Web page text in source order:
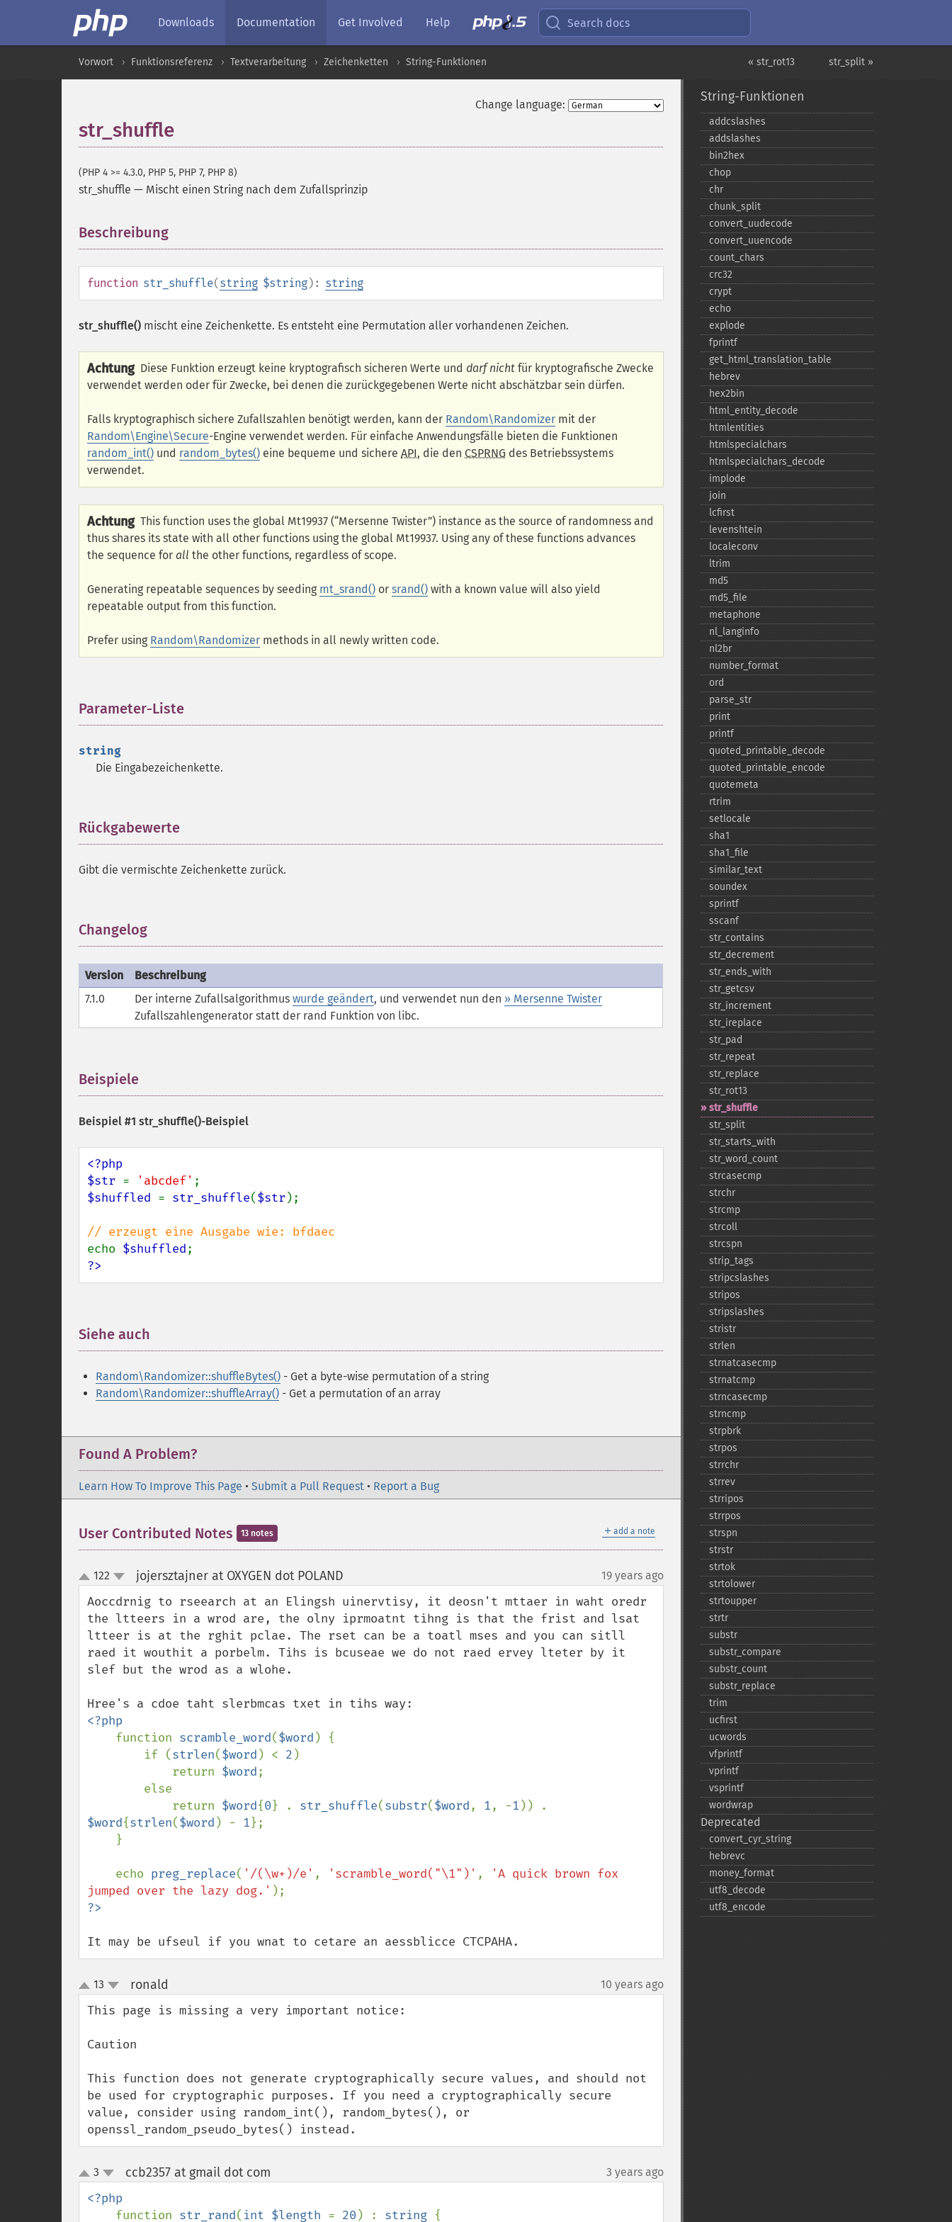
Downloads Documentation Get Involved Help Search docs
str_split »
« str_rot13
Vorwort Funktionsreferenz Textverarbeitung Zeichenketten String-Funktionen
Change language:
str_shuffle
(PHP 4 >= 4.3.0, PHP 5, PHP 7, PHP 8)
str_shuffle — Mischt einen String nach dem Zufallsprinzip
Beschreibung
function str_shuffle(string $string): string
str_shuffle() mischt eine Zeichenkette. Es entsteht eine Permutation aller vorhandenen Zeichen.
Achtung Diese Funktion erzeugt keine kryptografisch sicheren Werte und darf nicht für kryptografische Zwecke
verwendet werden oder für Zwecke, bei denen die zurückgegebenen Werte nicht abschätzbar sein dürfen.
Falls kryptographisch sichere Zufallszahlen benötigt werden, kann der Random\Randomizer mit der
Random\Engine\Secure-Engine verwendet werden. Für einfache Anwendungsfälle bieten die Funktionen
random_int() und random_bytes() eine bequeme und sichere API, die den CSPRNG des Betriebssystems
verwendet.
Achtung This function uses the global Mt19937 (“Mersenne Twister”) instance as the source of randomness and
thus shares its state with all other functions using the global Mt19937. Using any of these functions advances
the sequence for all the other functions, regardless of scope.
Generating repeatable sequences by seeding mt_srand() or srand() with a known value will also yield
repeatable output from this function.
Prefer using Random\Randomizer methods in all newly written code.
Parameter-Liste
string
Die Eingabezeichenkette.
Rückgabewerte
Gibt die vermischte Zeichenkette zurück.
Changelog
Version
Beschreibung
7.1.0
Der interne Zufallsalgorithmus wurde geändert, und verwendet nun den » Mersenne Twister
Zufallszahlengenerator statt der rand Funktion von libc.
Beispiele
Beispiel #1 str_shuffle()-Beispiel
<?php
$str = 'abcdef'
$shuffled = str_shuffle($str );
echo $shuffled
?>
Siehe auch
Random\Randomizer::shuffleBytes() - Get a byte-wise permutation of a string
Random\Randomizer::shuffleArray() - Get a permutation of an array
Found A Problem?
Learn How To Improve This Page • Submit a Pull Request • Report a Bug
＋ add a note
User Contributed Notes 13 notes
up
down
122 jojersztajner at OXYGEN dot POLAND 19 years ago
Aoccdrnig to rseearch at an Elingsh uinervtisy, it deosn't mttaer in waht oredr
the ltteers in a wrod are, the olny iprmoatnt tihng is that the frist and lsat
ltteer is at the rghit pclae. The rset can be a toatl mses and you can sitll
raed it wouthit a porbelm. Tihs is bcuseae we do not raed ervey lteter by it
slef but the wrod as a wlohe.
<?php
function scramble_word($word ) {
        if (
strlen($word ) < 2 )
            return
$word;
            return
$word{0} . str_shuffle(substr($word, 1, -1
$word{strlen($word ) - 1};
    echo
preg_replace( '/(\w+)/e' , 'scramble_word("\1")' ,
'A quick brown fox
jumped over the lazy dog.'
It may be ufseul if you wnat to cetare an aessblicce CTCPAHA.
up
down
13 ronald 10 years ago
This page is missing a very important notice:
Caution
This function does not generate cryptographically secure values, and should not
be used for cryptographic purposes. If you need a cryptographically secure
value, consider using random_int(), random_bytes(), or
openssl_random_pseudo_bytes() instead.
up
down
3 ccb2357 at gmail dot com 3 years ago
<?php
function str_rand( int $length = 20 ) : string {
String-Funktionen
addcslashes
addslashes
bin2hex
chop
chr
chunk_​split
convert_​uudecode
convert_​uuencode
count_​chars
crc32
crypt
echo
explode
fprintf
get_​html_​translation_​table
hebrev
hex2bin
html_​entity_​decode
htmlentities
htmlspecialchars
htmlspecialchars_​decode
implode
join
lcfirst
levenshtein
localeconv
ltrim
md5
md5_​file
metaphone
nl_​langinfo
nl2br
number_​format
ord
parse_​str
print
printf
quoted_​printable_​decode
quoted_​printable_​encode
quotemeta
rtrim
setlocale
sha1
sha1_​file
similar_​text
soundex
sprintf
sscanf
str_​contains
str_​decrement
str_​ends_​with
str_​getcsv
str_​increment
str_​ireplace
str_​pad
str_​repeat
str_​replace
str_​rot13
str_​shuffle
str_​split
str_​starts_​with
str_​word_​count
strcasecmp
strchr
strcmp
strcoll
strcspn
strip_​tags
stripcslashes
stripos
stripslashes
stristr
strlen
strnatcasecmp
strnatcmp
strncasecmp
strncmp
strpbrk
strpos
strrchr
strrev
strripos
strrpos
strspn
strstr
strtok
strtolower
strtoupper
strtr
substr
substr_​compare
substr_​count
substr_​replace
trim
ucfirst
ucwords
vfprintf
vprintf
vsprintf
wordwrap
Deprecated
convert_​cyr_​string
hebrevc
money_​format
utf8_​decode
utf8_​encode